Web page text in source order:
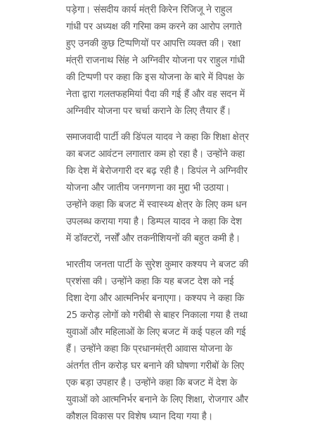
पड़ेगा। संसदीय कार्य मंत्री किरेन रिजिजू ने राहुल
गांधी पर अध्यक्ष की गरिमा कम करने का आरोप लगाते
हुए उनकी कुछ टिप्पणियों पर आपत्ति व्‍यक्‍त की। रक्षा
मंत्री राजनाथ सिंह ने अग्निवीर योजना पर राहुल गांधी
की टिप्पणी पर कहा कि इस योजना के बारे में विपक्ष के
नेता द्वारा गलतफहमियां पैदा की गई हैं और वह सदन में
अग्निवीर योजना पर चर्चा कराने के लिए तैयार हैं।
समाजवादी पार्टी की डिंपल यादव ने कहा कि शिक्षा क्षेत्र
का बजट आवंटन लगातार कम हो रहा है। उन्होंने कहा
कि देश में बेरोजगारी दर बढ़ रही है। डिपंल ने अग्निवीर
योजना और जातीय जनगणना का मुद्दा भी उठाया।
उन्‍होंने कहा कि बजट में स्वास्थ्य क्षेत्र के लिए कम धन
उपलब्ध कराया गया है। डिम्पल यादव ने कहा कि देश
में डॉक्टरों, नर्सों और तकनीशियनों की बहुत कमी है।
भारतीय जनता पार्टी के सुरेश कुमार कश्यप ने बजट की
प्रशंसा की। उन्‍होंने कहा कि यह बजट देश को नई
दिशा देगा और आत्मनिर्भर बनाएगा। कश्‍यप ने कहा कि
25 करोड़ लोगों को गरीबी से बाहर निकाला गया है तथा
युवाओं और महिलाओं के लिए बजट में कई पहल की गई
हैं। उन्‍होंने कहा कि प्रधानमंत्री आवास योजना के
अंतर्गत तीन करोड़ घर बनाने की घोषणा गरीबों के लिए
एक बड़ा उपहार है। उन्होंने कहा कि बजट में देश के
युवाओं को आत्मनिर्भर बनाने के लिए शिक्षा, रोजगार और
कौशल विकास पर विशेष ध्यान दिया गया है।